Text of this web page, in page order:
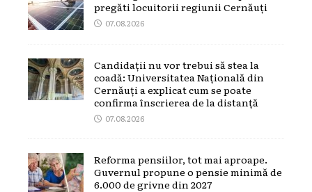
pregăti locuitorii regiunii Cernăuți
07.08.2026
Candidații nu vor trebui să stea la
coadă: Universitatea Națională din
Cernăuți a explicat cum se poate
confirma înscrierea de la distanță
07.08.2026
Reforma pensiilor, tot mai aproape.
Guvernul propune o pensie minimă de
6.000 de grivne din 2027